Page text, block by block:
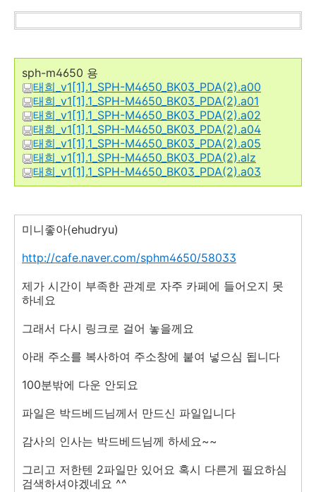
sph-m4650 용
태희_v1[1].1_SPH-M4650_BK03_PDA(2).a00
태희_v1[1].1_SPH-M4650_BK03_PDA(2).a01
태희_v1[1].1_SPH-M4650_BK03_PDA(2).a02
태희_v1[1].1_SPH-M4650_BK03_PDA(2).a04
태희_v1[1].1_SPH-M4650_BK03_PDA(2).a05
태희_v1[1].1_SPH-M4650_BK03_PDA(2).alz
태희_v1[1].1_SPH-M4650_BK03_PDA(2).a03
미니좋아(ehudryu)
http://cafe.naver.com/sphm4650/58033
제가 시간이 부족한 관계로 자주 카페에 들어오지 못
하네요
그래서 다시 링크로 걸어 놓을께요
아래 주소를 복사하여 주소창에 붙여 넣으심 됩니다
100분밖에 다운 안되요
파일은 박드베드님께서 만드신 파일입니다
감사의 인사는 박드베드님께 하세요~~
그리고 저한텐 2파일만 있어요 혹시 다른게 필요하심
검색하셔야겠네요 ^^